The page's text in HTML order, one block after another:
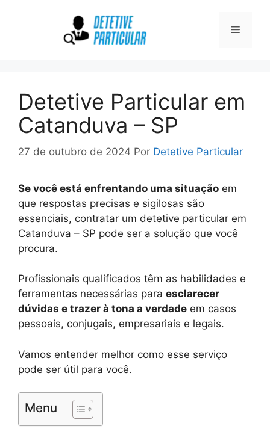
Menu
Detetive Particular em
Catanduva – SP
27 de outubro de 2024 Por Detetive Particular
Se você está enfrentando uma situação em
que respostas precisas e sigilosas são
essenciais, contratar um detetive particular em
Catanduva – SP pode ser a solução que você
procura.
Profissionais qualificados têm as habilidades e
ferramentas necessárias para esclarecer
dúvidas e trazer à tona a verdade em casos
pessoais, conjugais, empresariais e legais.
Vamos entender melhor como esse serviço
pode ser útil para você.
Menu